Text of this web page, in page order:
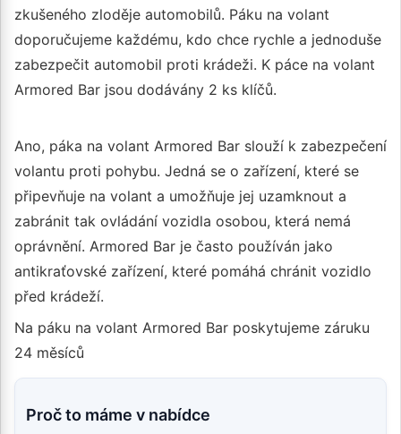
zkušeného zloděje automobilů. Páku na volant
doporučujeme každému, kdo chce rychle a jednoduše
zabezpečit automobil proti krádeži. K páce na volant
Armored Bar jsou dodávány 2 ks klíčů.
Ano, páka na volant Armored Bar slouží k zabezpečení
volantu proti pohybu. Jedná se o zařízení, které se
připevňuje na volant a umožňuje jej uzamknout a
zabránit tak ovládání vozidla osobou, která nemá
oprávnění. Armored Bar je často používán jako
antikraťovské zařízení, které pomáhá chránit vozidlo
před krádeží.
Na páku na volant Armored Bar poskytujeme záruku
24 měsíců
Proč to máme v nabídce